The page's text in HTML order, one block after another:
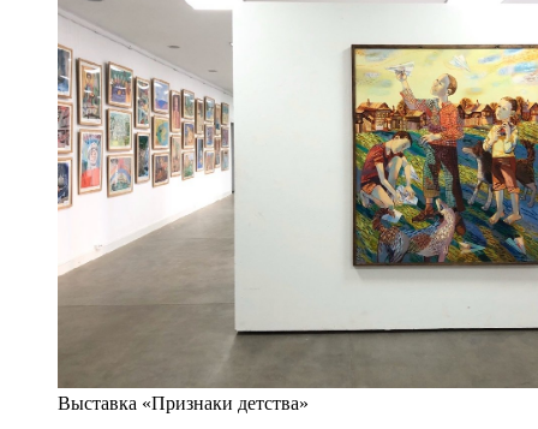
Выставка «Признаки детства»